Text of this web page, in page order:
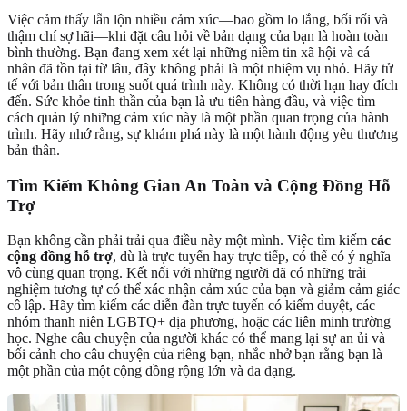
Việc cảm thấy lẫn lộn nhiều cảm xúc—bao gồm lo lắng, bối rối và
thậm chí sợ hãi—khi đặt câu hỏi về bản dạng của bạn là hoàn toàn
bình thường. Bạn đang xem xét lại những niềm tin xã hội và cá
nhân đã tồn tại từ lâu, đây không phải là một nhiệm vụ nhỏ. Hãy tử
tế với bản thân trong suốt quá trình này. Không có thời hạn hay đích
đến. Sức khỏe tinh thần của bạn là ưu tiên hàng đầu, và việc tìm
cách quản lý những cảm xúc này là một phần quan trọng của hành
trình. Hãy nhớ rằng, sự khám phá này là một hành động yêu thương
bản thân.
Tìm Kiếm Không Gian An Toàn và Cộng Đồng Hỗ
Trợ
Bạn không cần phải trải qua điều này một mình. Việc tìm kiếm các
cộng đồng hỗ trợ, dù là trực tuyến hay trực tiếp, có thể có ý nghĩa
vô cùng quan trọng. Kết nối với những người đã có những trải
nghiệm tương tự có thể xác nhận cảm xúc của bạn và giảm cảm giác
cô lập. Hãy tìm kiếm các diễn đàn trực tuyến có kiểm duyệt, các
nhóm thanh niên LGBTQ+ địa phương, hoặc các liên minh trường
học. Nghe câu chuyện của người khác có thể mang lại sự an ủi và
bối cảnh cho câu chuyện của riêng bạn, nhắc nhở bạn rằng bạn là
một phần của một cộng đồng rộng lớn và đa dạng.